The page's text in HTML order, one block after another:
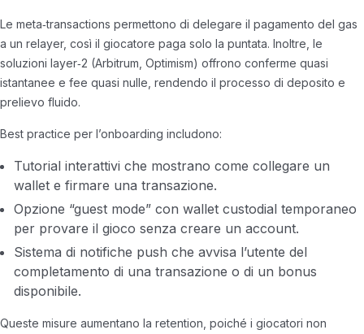
Le meta‑transactions permettono di delegare il pagamento del gas
a un relayer, così il giocatore paga solo la puntata. Inoltre, le
soluzioni layer‑2 (Arbitrum, Optimism) offrono conferme quasi
istantanee e fee quasi nulle, rendendo il processo di deposito e
prelievo fluido.
Best practice per l’onboarding includono:
Tutorial interattivi che mostrano come collegare un
wallet e firmare una transazione.
Opzione “guest mode” con wallet custodial temporaneo
per provare il gioco senza creare un account.
Sistema di notifiche push che avvisa l’utente del
completamento di una transazione o di un bonus
disponibile.
Queste misure aumentano la retention, poiché i giocatori non